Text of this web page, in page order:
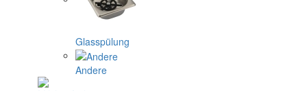
Glasspülung
Andere